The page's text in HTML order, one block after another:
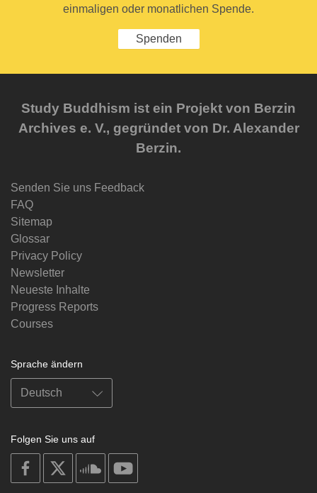
einmaligen oder monatlichen Spende.
Spenden
Study Buddhism ist ein Projekt von Berzin
Archives e. V., gegründet von Dr. Alexander
Berzin.
Senden Sie uns Feedback
FAQ
Sitemap
Glossar
Privacy Policy
Newsletter
Neueste Inhalte
Progress Reports
Courses
Sprache ändern
Folgen Sie uns auf
on
facebook
soundcloud